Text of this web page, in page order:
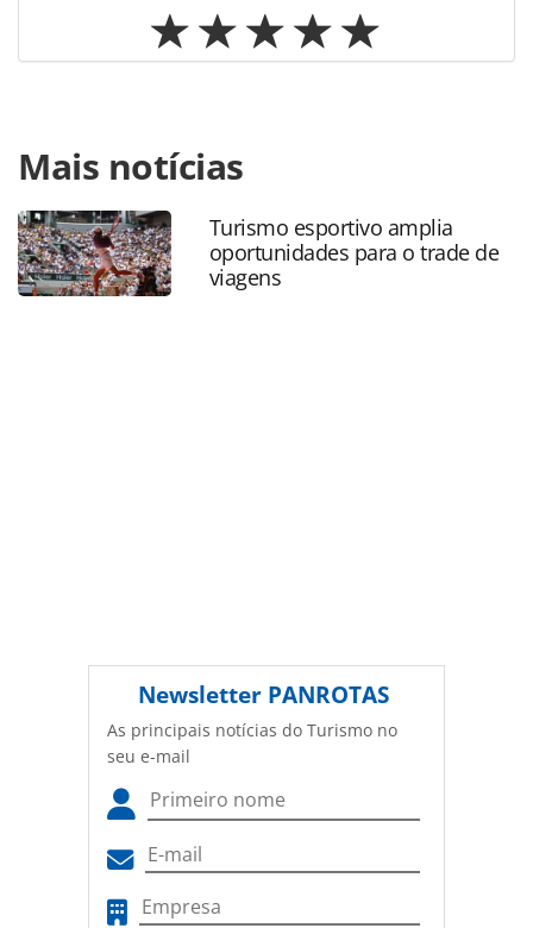
https://www.panrotas.com.br/aviacao/empresas/2021/12/
dos-governos-a-omicron-ameaca-recuperacao-das-
viagens_186058.html ou as ferramentas oferecidas na
página. Todo o conteúdo produzido pela PANROTAS
Editora é protegido pela legislação brasileira sobre direito
autoral. Não reproduza o conteúdo sem autorização da
Mais notícias
Turismo esportivo amplia
oportunidades para o trade de
viagens
Newsletter PANROTAS
As principais notícias do Turismo no
seu e-mail